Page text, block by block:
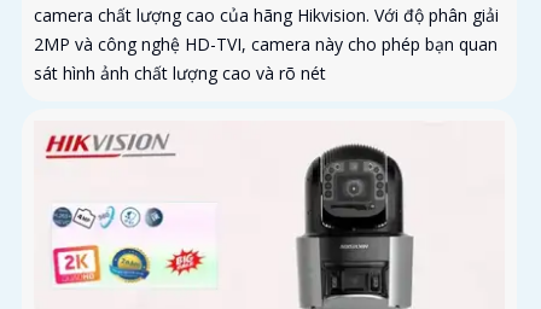
camera chất lượng cao của hãng Hikvision. Với độ phân giải
2MP và công nghệ HD-TVI, camera này cho phép bạn quan
sát hình ảnh chất lượng cao và rõ nét